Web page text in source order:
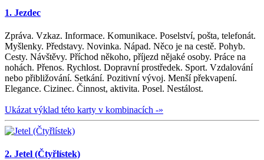
1. Jezdec
Zpráva. Vzkaz. Informace. Komunikace. Poselství, pošta, telefonát.
Myšlenky. Představy. Novinka. Nápad. Něco je na cestě. Pohyb.
Cesty. Návštěvy. Příchod někoho, příjezd nějaké osoby. Práce na
nohách. Přenos. Rychlost. Dopravní prostředek. Sport. Vzdalování
nebo přibližování. Setkání. Pozitivní vývoj. Menší překvapení.
Elegance. Cizinec. Činnost, aktivita. Posel. Nestálost.
Ukázat výklad této karty v kombinacích -»
2. Jetel (Čtyřlístek)